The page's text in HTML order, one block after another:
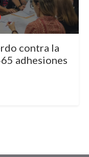
contra la
adhesiones